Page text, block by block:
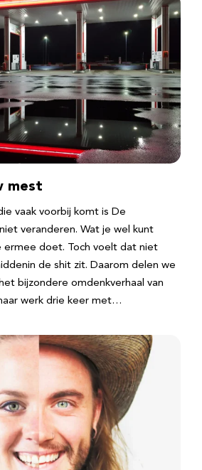
mest
vaak voorbij komt is De
veranderen. Wat je wel kunt
ermee doet. Toch voelt dat niet
de shit zit. Daarom delen we
bijzondere omdenkverhaal van
werk drie keer met…